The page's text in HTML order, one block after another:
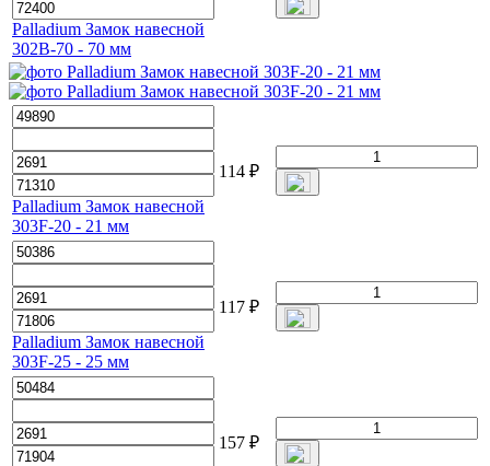
Palladium Замок навесной
302B-70 - 70 мм
Palladium Замок навесной
303F-20 - 21 мм
114 ₽
Palladium Замок навесной
303F-25 - 25 мм
117 ₽
157 ₽